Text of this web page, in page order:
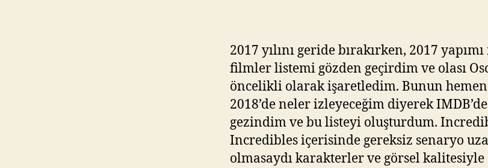
z
2017 yılını geride bırakırken, 2017
filmler listemi gözden geçirdim ve olası
öncelikli olarak işaretledim. Bunun
2018’de neler izleyeceğim diyerek
gezindim ve bu listeyi oluşturdum.
Incredibles içerisinde gereksiz senaryo
olmasaydı karakterler ve görsel